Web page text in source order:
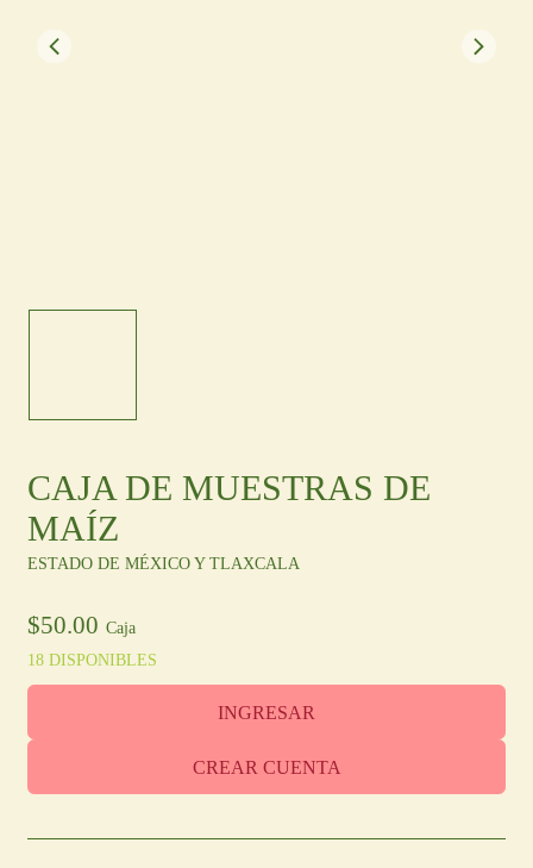
CAJA DE MUESTRAS DE
MAÍZ
ESTADO DE MÉXICO Y TLAXCALA
$50.00 Caja
18 DISPONIBLES
INGRESAR
CREAR CUENTA